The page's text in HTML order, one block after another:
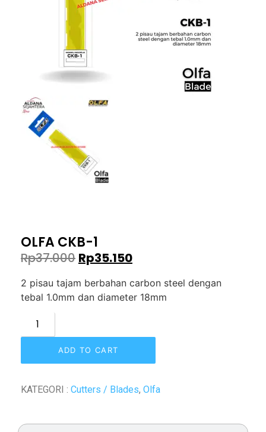
OLFA CKB-1
Rp37.000 Rp35.150
2 pisau tajam berbahan carbon steel dengan
tebal 1.0mm dan diameter 18mm
ADD TO CART
KATEGORI : Cutters / Blades, Olfa